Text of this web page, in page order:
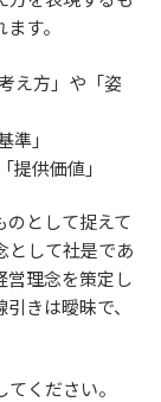
す。
え方」や「姿
」
供価値」
として捉えて
として社是であ
営理念を策定し
きは曖昧で、
ください。